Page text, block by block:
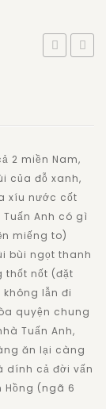
2 miền Nam,
của đỗ xanh,
xíu nước cốt
Anh có gì
miếng to)
bùi ngọt thanh
thốt nốt (đặt
lẫn đi
quyện chung
Tuấn Anh,
ăn lại càng
dính cả đời vấn
Hồng (ngã 6